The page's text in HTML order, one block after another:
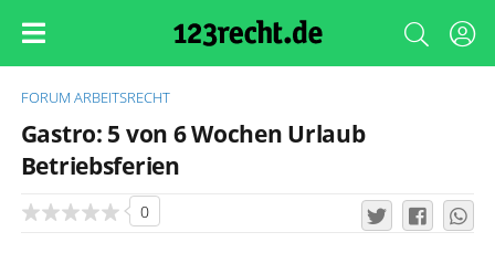
FORUM ARBEITSRECHT
Gastro: 5 von 6 Wochen Urlaub
Betriebsferien
0